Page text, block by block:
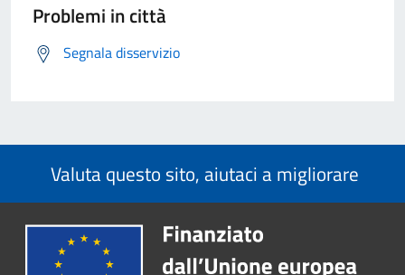
Problemi in città
Segnala disservizio
Valuta questo sito, aiutaci a migliorare